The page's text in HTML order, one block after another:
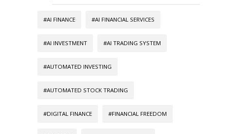
#AI FINANCE #AI FINANCIAL SERVICES
#AI INVESTMENT #AI TRADING SYSTEM
#AUTOMATED INVESTING
#AUTOMATED STOCK TRADING
#DIGITAL FINANCE #FINANCIAL FREEDOM